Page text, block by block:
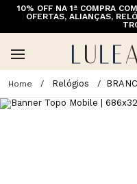
10% OFF NA 1ª COMPRA
OFERTAS, ALIANÇAS,
Relógios